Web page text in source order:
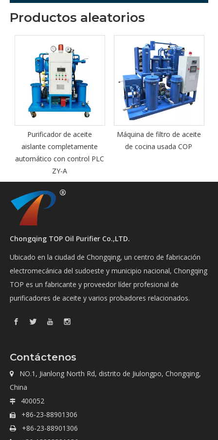
Productos aleatorios
Purificador de aceite
aislante completamente
automático con control PLC
ZY-A
Máquina de filtro de aceite
de cocina usada COP
Chongqing TOP Oil Purifier Co.,LTD.
Ubicado en la ciudad de Chongqing, un centro de fabricación
electromecánica del sudoeste y municipio nacional, Chongqing
TOP es un fabricante y proveedor líder profesional de
purificadores de aceite y varios probadores relacionados.
Contáctenos

NO.1, Jianlong North Rd, distrito de Jiulongpo, Chongqing,
China
 400052
 +86-23-88901306
 +86-23-88901306